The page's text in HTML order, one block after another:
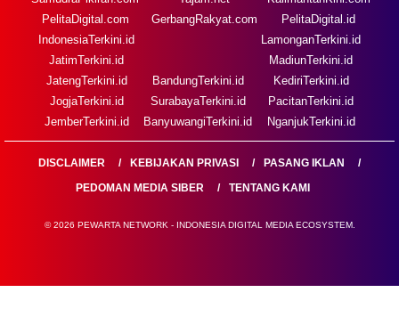
PelitaDigital.com
GerbangRakyat.com
PelitaDigital.id
IndonesiaTerkini.id
JatimTerkini.id
JatengTerkini.id
JogjaTerkini.id
JemberTerkini.id
BandungTerkini.id
SurabayaTerkini.id
BanyuwangiTerkini.id
LamonganTerkini.id
MadiunTerkini.id
KediriTerkini.id
PacitanTerkini.id
NganjukTerkini.id
DISCLAIMER KEBIJAKAN PRIVASI
PASANG IKLAN
PEDOMAN MEDIA SIBER
TENTANG KAMI
© 2026 PEWARTA NETWORK - INDONESIA DIGITAL MEDIA ECOSYSTEM.